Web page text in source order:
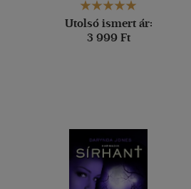
Utolsó ismert ár:
3 999 Ft